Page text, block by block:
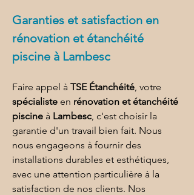
Garanties et satisfaction en
rénovation et étanchéité
piscine à Lambesc
Faire appel à TSE Étanchéité, votre
spécialiste en rénovation et étanchéité
piscine à Lambesc, c'est choisir la
garantie d'un travail bien fait. Nous
nous engageons à fournir des
installations durables et esthétiques,
avec une attention particulière à la
satisfaction de nos clients. Nos